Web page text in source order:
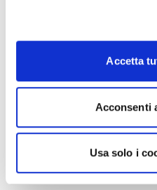
Accetta
Acconsenti
Usa solo i